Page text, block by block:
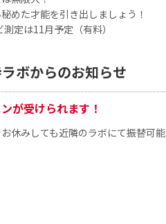
めた才能を引き出しましょう！
定は11月予定（有料）
ボからのお知らせ
が受けられます！
休みしても近隣のラボにて振替可能